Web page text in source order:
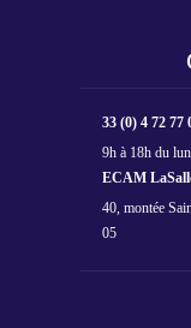
33 (0) 4 72 77
9h à 18h du
ECAM
40, montée
05